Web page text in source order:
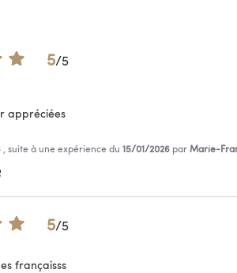
5/5
appréciées
, suite à une expérience du 15/01/2026 parMarie-
5/5
françaisss